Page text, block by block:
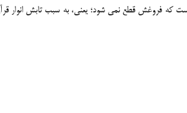
است که فروغش قطع نمی شود؛ یعنی، به سبب تابش انوار